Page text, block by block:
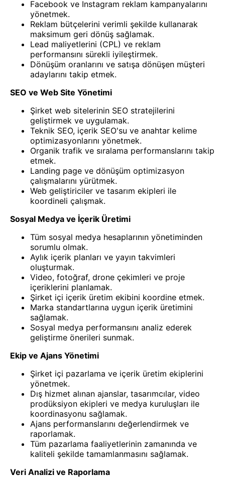
Facebook ve Instagram reklam kampanyalarını
yönetmek.
Reklam bütçelerini verimli şekilde kullanarak
maksimum geri dönüş sağlamak.
Lead maliyetlerini (CPL) ve reklam
performansını sürekli iyileştirmek.
Dönüşüm oranlarını ve satışa dönüşen müşteri
adaylarını takip etmek.
SEO ve Web Site Yönetimi
Şirket web sitelerinin SEO stratejilerini
geliştirmek ve uygulamak.
Teknik SEO, içerik SEO'su ve anahtar kelime
optimizasyonlarını yönetmek.
Organik trafik ve sıralama performanslarını takip
etmek.
Landing page ve dönüşüm optimizasyon
çalışmalarını yürütmek.
Web geliştiriciler ve tasarım ekipleri ile
koordineli çalışmak.
Sosyal Medya ve İçerik Üretimi
Tüm sosyal medya hesaplarının yönetiminden
sorumlu olmak.
Aylık içerik planları ve yayın takvimleri
oluşturmak.
Video, fotoğraf, drone çekimleri ve proje
içeriklerini planlamak.
Şirket içi içerik üretim ekibini koordine etmek.
Marka standartlarına uygun içerik üretimini
sağlamak.
Sosyal medya performansını analiz ederek
geliştirme önerileri sunmak.
Ekip ve Ajans Yönetimi
Şirket içi pazarlama ve içerik üretim ekiplerini
yönetmek.
Dış hizmet alınan ajanslar, tasarımcılar, video
prodüksiyon ekipleri ve medya kuruluşları ile
koordinasyonu sağlamak.
Ajans performanslarını değerlendirmek ve
raporlamak.
Tüm pazarlama faaliyetlerinin zamanında ve
kaliteli şekilde tamamlanmasını sağlamak.
Veri Analizi ve Raporlama